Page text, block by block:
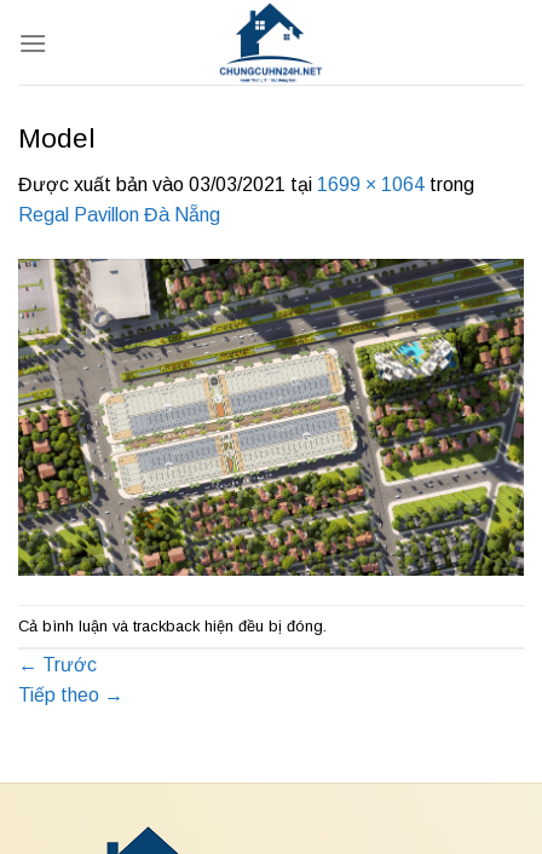
qua
Model
Được xuất bản vào 03/03/2021 tại 1699 × 1064 trong
Regal Pavillon Đà Nẵng
Cả bình luận và trackback hiện đều bị đóng.
← Trước
Tiếp theo →